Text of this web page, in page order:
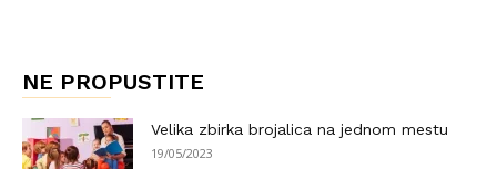
NE PROPUSTITE
Velika zbirka brojalica na jednom mestu
19/05/2023